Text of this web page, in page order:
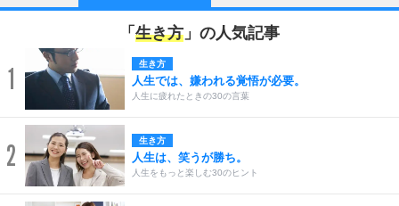
「 生き方 」の人気記事
1 生き方
人生では、嫌われる覚悟が必要。
人生に疲れたときの30の言葉
2 生き方
人生は、笑うが勝ち。
人生をもっと楽しむ30のヒント